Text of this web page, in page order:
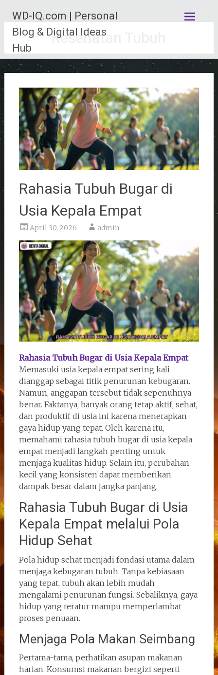
konten
WD-IQ.com | Personal
Blog & Digital Ideas
Hub
Kesehatan Tubuh
Rahasia Tubuh Bugar di
Usia Kepala Empat
April 30, 2026 admin
Rahasia Tubuh Bugar di Usia Kepala Empat.
Memasuki usia kepala empat sering kali
dianggap sebagai titik penurunan kebugaran.
Namun, anggapan tersebut tidak sepenuhnya
benar. Faktanya, banyak orang tetap aktif, sehat,
dan produktif di usia ini karena menerapkan
gaya hidup yang tepat. Oleh karena itu,
memahami rahasia tubuh bugar di usia kepala
empat menjadi langkah penting untuk
menjaga kualitas hidup. Selain itu, perubahan
kecil yang konsisten dapat memberikan
dampak besar dalam jangka panjang.
Rahasia Tubuh Bugar di Usia
Kepala Empat melalui Pola
Hidup Sehat
Pola hidup sehat menjadi fondasi utama dalam
menjaga kebugaran tubuh. Tanpa kebiasaan
yang tepat, tubuh akan lebih mudah
mengalami penurunan fungsi. Sebaliknya, gaya
hidup yang teratur mampu memperlambat
proses penuaan.
Menjaga Pola Makan Seimbang
Pertama-tama, perhatikan asupan makanan
harian. Konsumsi makanan bergizi seperti